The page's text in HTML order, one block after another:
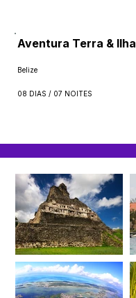
Aventura Terra & Ilha
Belize
08 DIAS / 07 NOITES